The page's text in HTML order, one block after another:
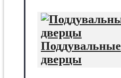
Поддувальные
дверцы